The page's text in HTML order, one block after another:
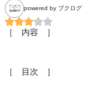
powered by ブクログ
［　内容　］
［　目次　］